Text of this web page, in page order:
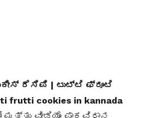
ರೆಸಿಪಿ | ಟುಟ್ಟಿ ಫ್ರೂಟಿ
cookies in kannada
ಮತ್ತು ವೀಡಿಯೊ ಪಾಕವಿಧಾನ.